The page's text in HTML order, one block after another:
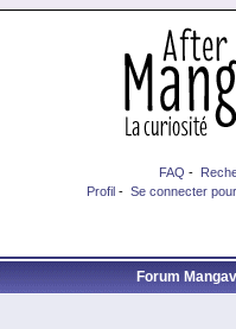
FAQ -
Profil - Se connecter
Forum